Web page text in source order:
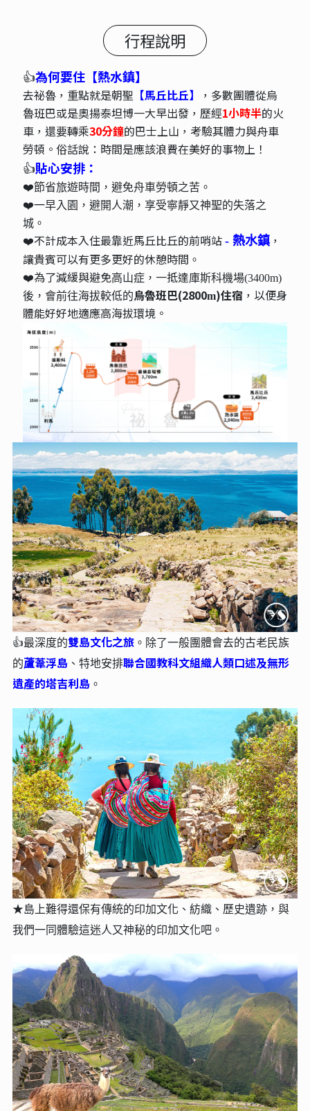
行程說明
👍為何要住【熱水鎮】
去祕魯，重點就是朝聖 【馬丘比丘】
，多數團體從烏
魯班巴或是奧揚泰坦博一大早出發，歷經1小時半的火
車，還要轉乘30分鐘的巴士上山，考驗其體力與舟車
勞頓。俗話說：時間是應該浪費在美好的事物上！
👍貼心安排：
❤️節省旅遊時間，避免舟車勞頓之苦。
❤️一早入園，避開人潮，享受寧靜又神聖的失落之
城。
❤️不計成本入住最靠近馬丘比丘的前哨站 - 熱水鎮，
讓貴賓可以有更多更好的休憩時間 。
❤️為了減緩與避免高山症， 一抵達庫斯科機場(3400m)
後，會前往海拔較低的烏魯班巴(2800m)住宿 ，以便身
體能好好地適應高海拔環境。
👍最深度的雙島文化之旅。 除了一般團體會去的古老民族
的蘆葦浮島、特地安排聯合國教科文組織人類口述及無形
遺產的塔吉利島。
★島上難得還保有傳統的印加文化、紡織、歷史遺跡，與
我們一同體驗這迷人又神秘的印加文化吧。